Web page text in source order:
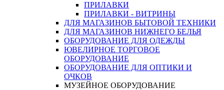
ПРИЛАВКИ
ПРИЛАВКИ - ВИТРИНЫ
ДЛЯ МАГАЗИНОВ БЫТОВОЙ ТЕХНИКИ
ДЛЯ МАГАЗИНОВ НИЖНЕГО БЕЛЬЯ
ОБОРУДОВАНИЕ ДЛЯ ОДЕЖДЫ
ЮВЕЛИРНОЕ ТОРГОВОЕ
ОБОРУДОВАНИЕ
ОБОРУДОВАНИЕ ДЛЯ ОПТИКИ И
ОЧКОВ
МУЗЕЙНОЕ ОБОРУДОВАНИЕ